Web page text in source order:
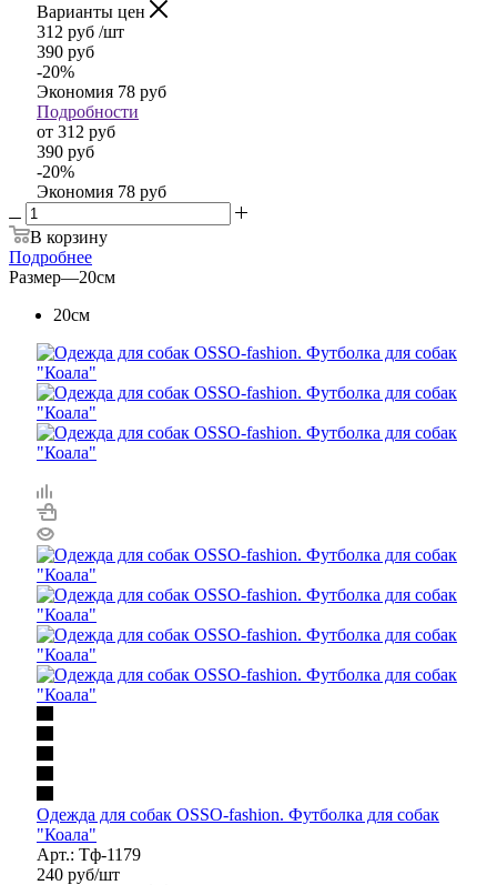
Варианты цен
312 руб /шт
390 руб
-20%
Экономия 78 руб
Подробности
от 312 руб
390 руб
-20%
Экономия 78 руб
В корзину
Подробнее
Размер—20см
20см
Одежда для собак OSSO-fashion. Футболка для собак
"Коала"
Арт.: Тф-1179
240 руб/шт